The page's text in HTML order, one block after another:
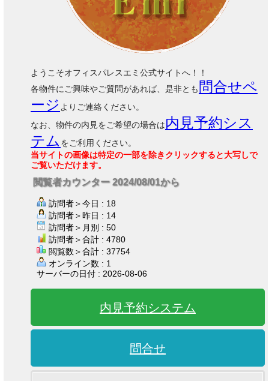
ようこそオフィスパレスエミ公式サイトへ！！
各物件にご興味やご質問があれば、是非とも 問合せペ
ージ よりご連絡ください。
なお、物件の内見をご希望の場合は内見予約シス
テム をご利用ください。
当サイトの画像は特定の一部を除きクリックすると大写しで
ご覧いただけます。
閲覧者カウンター 2024/08/01から
訪問者＞今日 : 18
訪問者＞昨日 : 14
訪問者＞月別 : 50
訪問者＞合計 : 4780
閲覧数＞合計 : 37754
オンライン数 : 1
サーバーの日付 : 2026-08-06
内見予約システム
問合せ